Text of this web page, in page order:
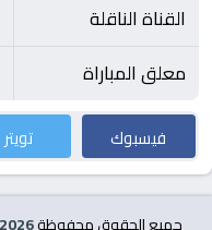
القناة الناقلة
معلق المباراة
فيسبوك تويتر